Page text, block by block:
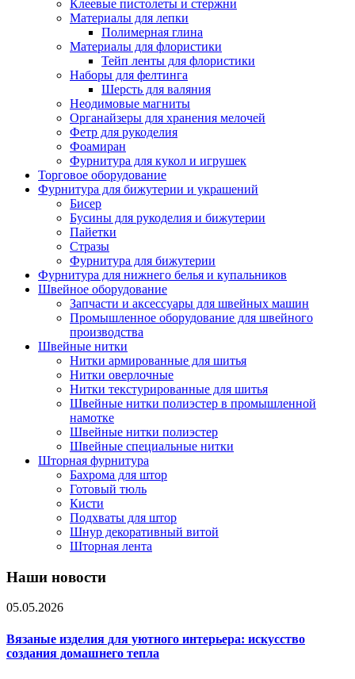
Клеевые пистолеты и стержни
Материалы для лепки
Полимерная глина
Материалы для флористики
Тейп ленты для флористики
Наборы для фелтинга
Шерсть для валяния
Неодимовые магниты
Органайзеры для хранения мелочей
Фетр для рукоделия
Фоамиран
Фурнитура для кукол и игрушек
Торговое оборудование
Фурнитура для бижутерии и украшений
Бисер
Бусины для рукоделия и бижутерии
Пайетки
Стразы
Фурнитура для бижутерии
Фурнитура для нижнего белья и купальников
Швейное оборудование
Запчасти и аксессуары для швейных машин
Промышленное оборудование для швейного
производства
Швейные нитки
Нитки армированные для шитья
Нитки оверлочные
Нитки текстурированные для шитья
Швейные нитки полиэстер в промышленной
намотке
Швейные нитки полиэстер
Швейные специальные нитки
Шторная фурнитура
Бахрома для штор
Готовый тюль
Кисти
Подхваты для штор
Шнур декоративный витой
Шторная лента
Наши новости
05.05.2026
Вязаные изделия для уютного интерьера: искусство
создания домашнего тепла